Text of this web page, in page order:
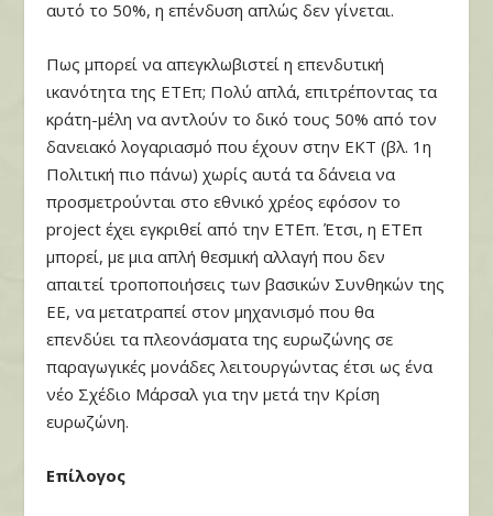
αυτό το 50%, η επένδυση απλώς δεν γίνεται.
Πως μπορεί να απεγκλωβιστεί η επενδυτική
ικανότητα της ΕΤΕπ; Πολύ απλά, επιτρέποντας τα
κράτη-μέλη να αντλούν το δικό τους 50% από τον
δανειακό λογαριασμό που έχουν στην ΕΚΤ (βλ. 1η
Πολιτική πιο πάνω) χωρίς αυτά τα δάνεια να
προσμετρούνται στο εθνικό χρέος εφόσον το
project έχει εγκριθεί από την ΕΤΕπ. Έτσι, η ΕΤΕπ
μπορεί, με μια απλή θεσμική αλλαγή που δεν
απαιτεί τροποποιήσεις των βασικών Συνθηκών της
ΕΕ, να μετατραπεί στον μηχανισμό που θα
επενδύει τα πλεονάσματα της ευρωζώνης σε
παραγωγικές μονάδες λειτουργώντας έτσι ως ένα
νέο Σχέδιο Μάρσαλ για την μετά την Κρίση
ευρωζώνη.
Επίλογος